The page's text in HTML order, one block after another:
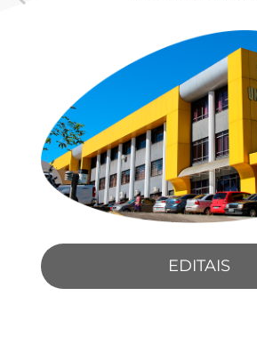
EDITAIS